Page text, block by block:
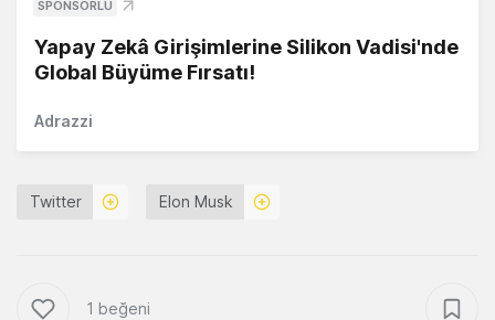
SPONSORLU
Yapay Zekâ Girişimlerine Silikon Vadisi'nde
Global Büyüme Fırsatı!
Adrazzi
Twitter Elon Musk
1 beğeni